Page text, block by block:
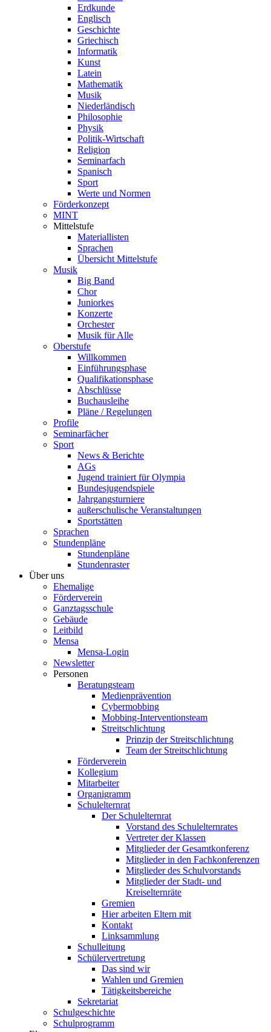
Erdkunde
Englisch
Geschichte
Griechisch
Informatik
Kunst
Latein
Mathematik
Musik
Niederländisch
Philosophie
Physik
Politik-Wirtschaft
Religion
Seminarfach
Spanisch
Sport
Werte und Normen
Förderkonzept
MINT
Mittelstufe
Materiallisten
Sprachen
Übersicht Mittelstufe
Musik
Big Band
Chor
Juniorkes
Konzerte
Orchester
Musik für Alle
Oberstufe
Willkommen
Einführungsphase
Qualifikationsphase
Abschlüsse
Buchausleihe
Pläne / Regelungen
Profile
Seminarfächer
Sport
News & Berichte
AGs
Jugend trainiert für Olympia
Bundesjugendspiele
Jahrgangsturniere
außerschulische Veranstaltungen
Sportstätten
Sprachen
Stundenpläne
Stundenpläne
Stundenraster
Über uns
Ehemalige
Förderverein
Ganztagsschule
Gebäude
Leitbild
Mensa
Mensa-Login
Newsletter
Personen
Beratungsteam
Medienprävention
Cybermobbing
Mobbing-Interventionsteam
Streitschlichtung
Prinzip der Streitschlichtung
Team der Streitschlichtung
Förderverein
Kollegium
Mitarbeiter
Organigramm
Schulelternrat
Der Schulelternrat
Vorstand des Schulelternrates
Vertreter der Klassen
Mitglieder der Gesamtkonferenz
Mitglieder in den Fachkonferenzen
Mitglieder des Schulvorstands
Mitglieder der Stadt- und
Kreiselternräte
Gremien
Hier arbeiten Eltern mit
Kontakt
Linksammlung
Schulleitung
Schülervertretung
Das sind wir
Wahlen und Gremien
Tätigkeitsbereiche
Sekretariat
Schulgeschichte
Schulprogramm